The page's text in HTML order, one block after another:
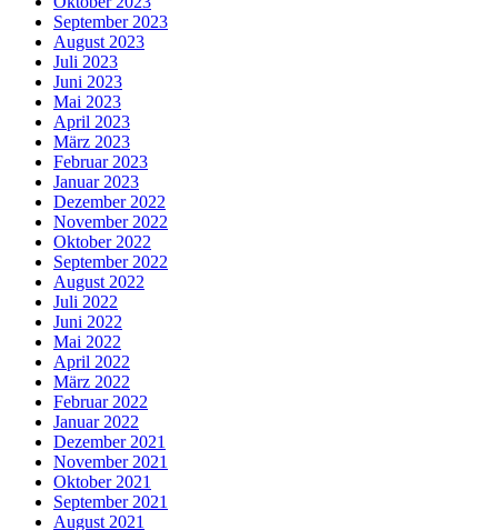
September 2023
August 2023
Juli 2023
Juni 2023
Mai 2023
April 2023
März 2023
Februar 2023
Januar 2023
Dezember 2022
November 2022
Oktober 2022
September 2022
August 2022
Juli 2022
Juni 2022
Mai 2022
April 2022
März 2022
Februar 2022
Januar 2022
Dezember 2021
November 2021
Oktober 2021
September 2021
August 2021